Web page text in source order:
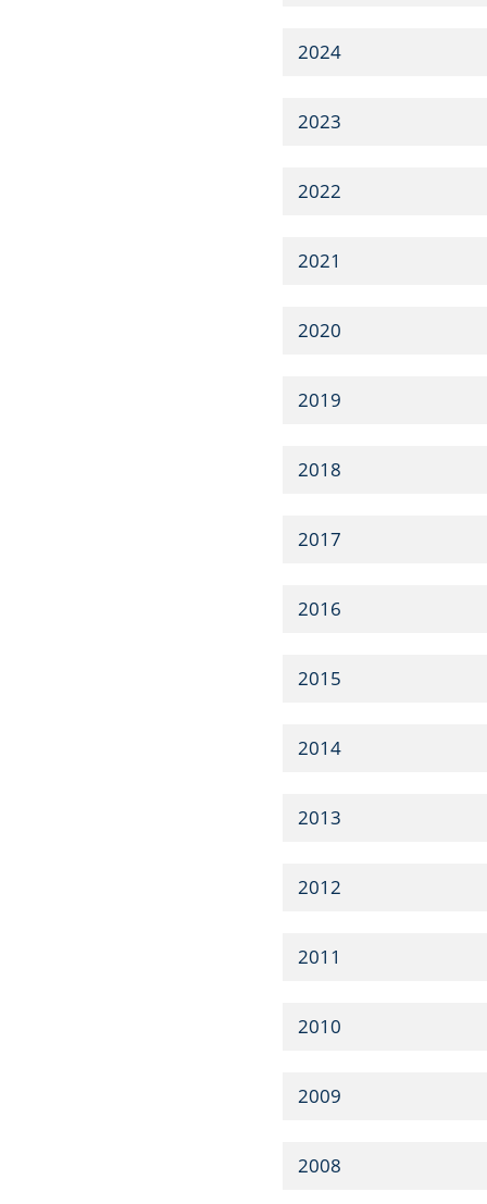
2024
2023
2022
2021
2020
2019
2018
2017
2016
2015
2014
2013
2012
2011
2010
2009
2008